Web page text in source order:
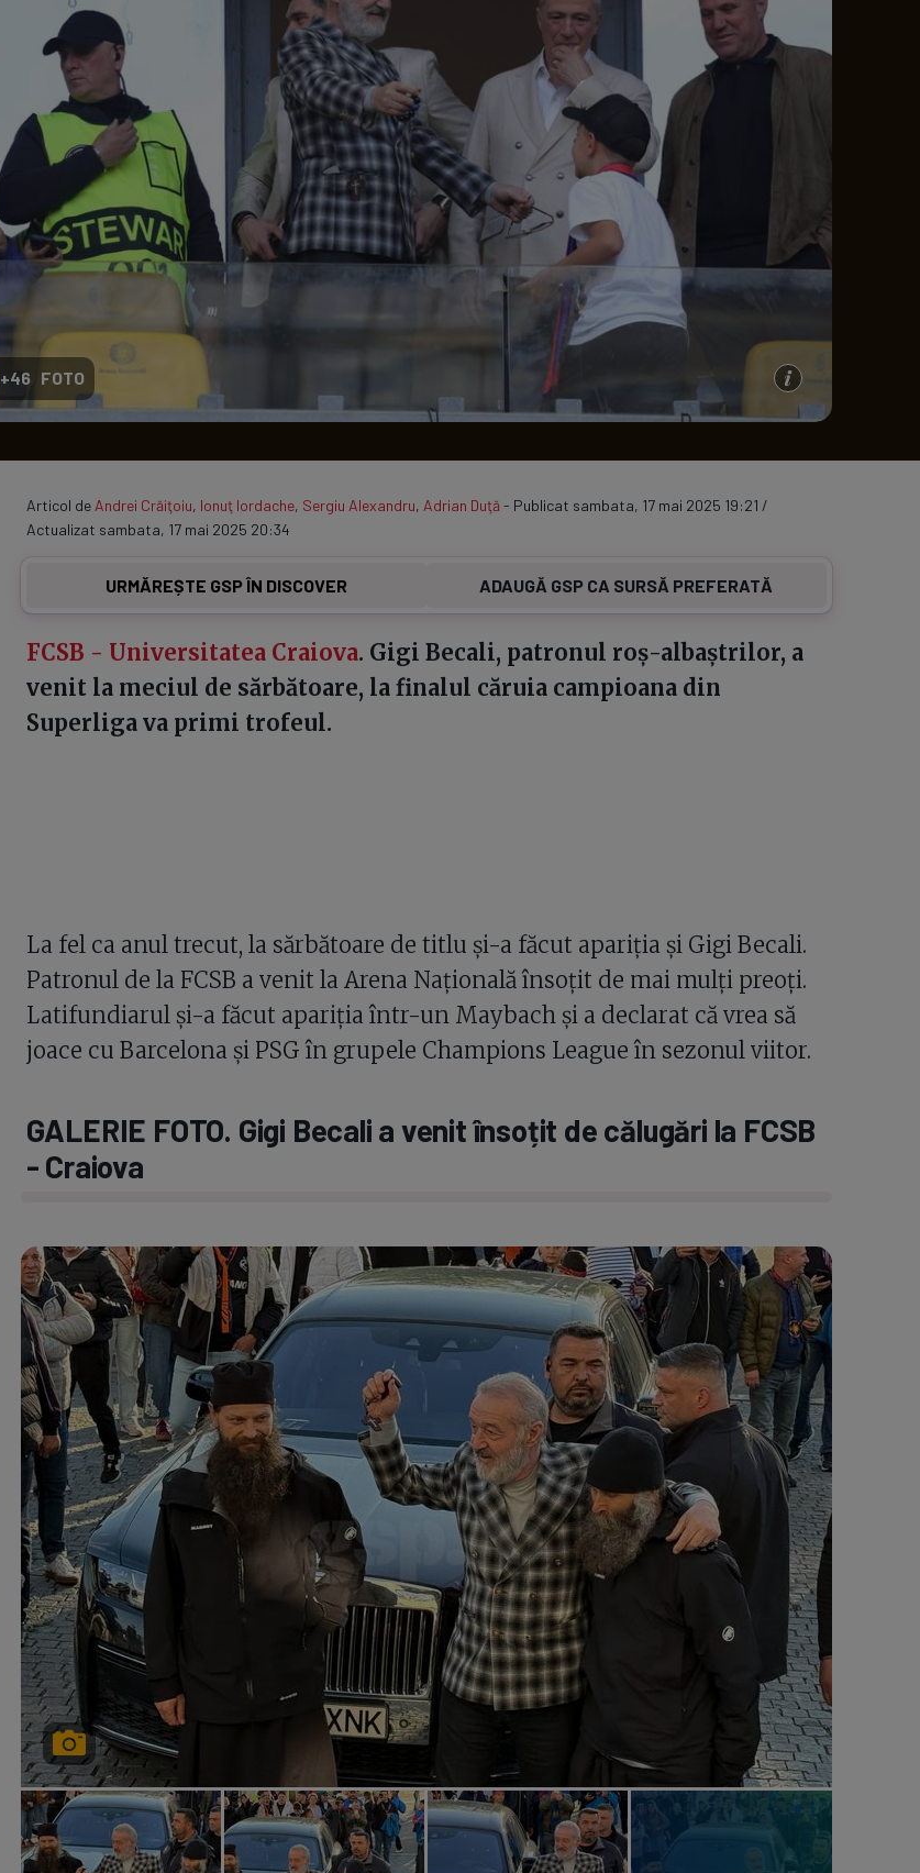
Echipe Clasament
Program TV
+46 FOTO
Articol de Andrei Crăiţoiu, Ionuţ Iordache, Sergiu Alexandru, Adrian Duţă- Publicat sambata, 17 mai 2025 19:21 /
Actualizat sambata, 17 mai 2025 20:34
URMĂREȘTE GSP ÎN DISCOVER ADAUGĂ GSP CA SURSĂ PREFERATĂ
FCSB - Universitatea Craiova. Gigi Becali, patronul roș-albaștrilor, a
venit la meciul de sărbătoare, la finalul căruia campioana din
Superliga va primi trofeul.
La fel ca anul trecut, la sărbătoare de titlu și-a făcut apariția și Gigi Becali.
Patronul de la FCSB a venit la Arena Națională însoțit de mai mulți preoți.
Latifundiarul și-a făcut apariția într-un Maybach și a declarat că vrea să
joace cu Barcelona și PSG în grupele Champions League în sezonul viitor.
GALERIE FOTO. Gigi Becali a venit însoțit de călugări la FCSB
- Craiova